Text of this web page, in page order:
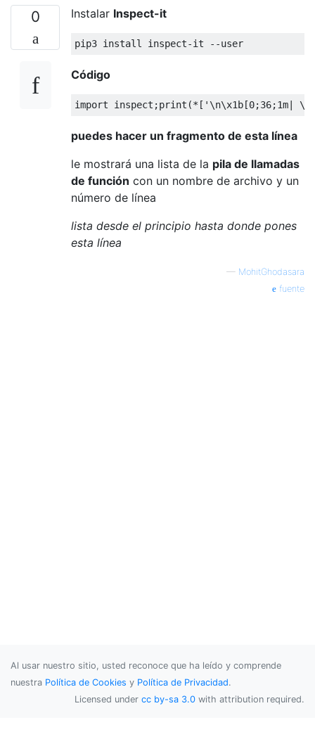
0 Instalar Inspect-it
pip3 install inspect-it --user
Código
import inspect ;print (*[ '\n\x1b[0;36;1m|
puedes hacer un fragmento de esta línea
le mostrará una lista de la pila de llamadas
de función con un nombre de archivo y un
número de línea
lista desde el principio hasta donde pones
esta línea
— MohitGhodasara
fuente
Al usar nuestro sitio, usted reconoce que ha leído y comprende
nuestra Política de Cookies y Política de Privacidad.
Licensed under cc by-sa 3.0 with attribution required.